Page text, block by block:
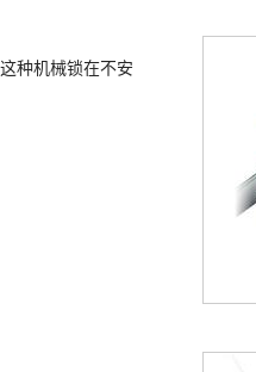
种机械锁在不安